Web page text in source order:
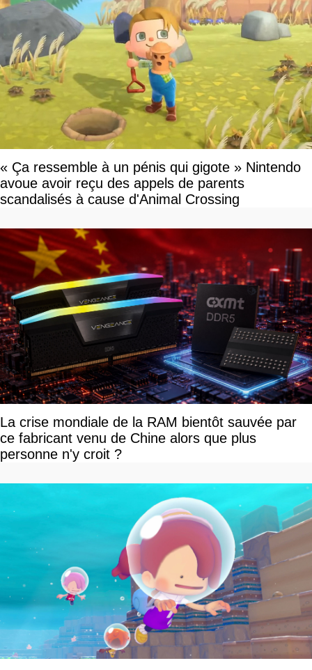
« Ça ressemble à un pénis qui gigote » Nintendo
avoue avoir reçu des appels de parents
scandalisés à cause d'Animal Crossing
La crise mondiale de la RAM bientôt sauvée par
ce fabricant venu de Chine alors que plus
personne n'y croit ?